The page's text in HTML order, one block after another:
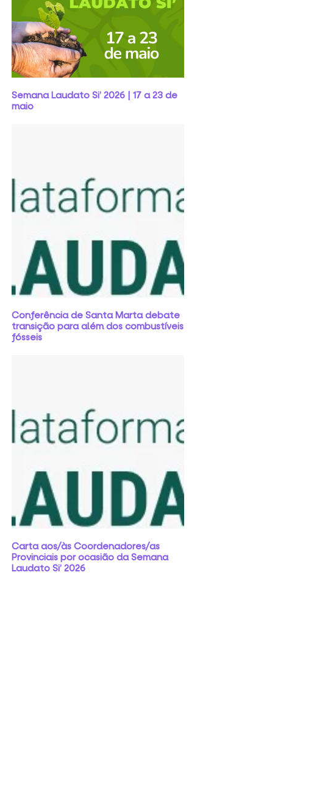
Semana Laudato Si’ 2026 | 17 a 23 de
maio
Conferência de Santa Marta debate
transição para além dos combustíveis
fósseis
Carta aos/às Coordenadores/as
Provinciais por ocasião da Semana
Laudato Si’ 2026